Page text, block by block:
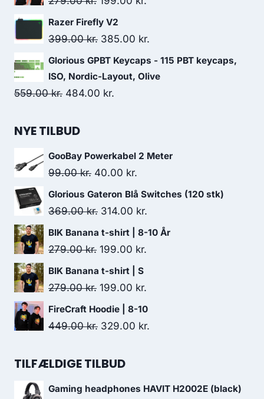
price
was:
is:
Razer Firefly V2
399.00kr. Original
price
was:
399.00 kr..
385.00 kr.
price
is:
Glorious GPBT Keycaps - 115 PBT keycaps,
ISO, Nordic-Layout, Olive
559.00kr. Original
was:
484.00 kr.
NYE TILBUD
GooBay Powerkabel 2 Meter
99.00kr. Original
price
was:
99.00 kr..
40.00 kr.
price
is:
40.00 kr..
Glorious Gateron Blå Switches (120 stk)
369.00kr. Original
price
was:
369.00 kr..
314.00 kr.
price
BIK Banana t-shirt | 8-10 År
279.00kr. Original
price
was:
279.00 kr..
199.00 kr.
BIK Banana t-shirt | S
279.00kr. Original
price
was:
199.00 kr.
price
is:
FireCraft Hoodie | 8-10
449.00kr. Original
was:
329.00 kr.
TILFÆLDIGE TILBUD
Gaming headphones HAVIT H2002E (black)